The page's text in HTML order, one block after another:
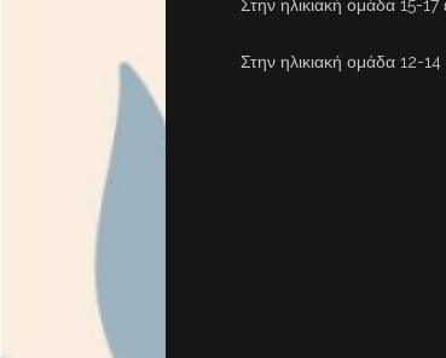
Στην ηλικιακή ομάδα 15-17
Στην ηλικιακή ομάδα 12-14